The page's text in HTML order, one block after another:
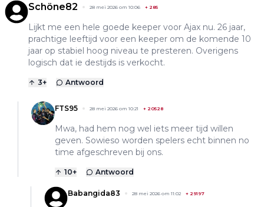
Schöne82 28 mei 2026 om 10:06 + 285
Lijkt me een hele goede keeper voor Ajax nu. 26 jaar,
prachtige leeftijd voor een keeper om de komende 10
jaar op stabiel hoog niveau te presteren. Overigens
logisch dat ie destijds is verkocht.
3+ Antwoord
FTS95 28 mei 2026 om 10:21 + 20528
Mwa, had hem nog wel iets meer tijd willen
geven. Sowieso worden spelers echt binnen no
time afgeschreven bij ons.
10+ Antwoord
Babangida83 28 mei 2026 om 11:02 + 29197